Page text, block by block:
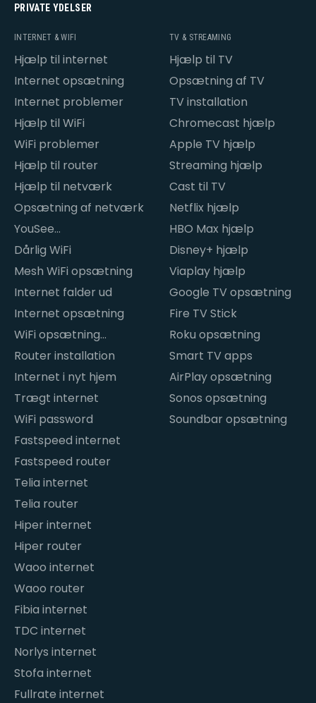
PRIVATE YDELSER
INTERNET & WIFI
Hjælp til internet
Internet opsætning
Internet problemer
Hjælp til WiFi
WiFi problemer
Hjælp til router
Hjælp til netværk
Opsætning af netværk
YouSee
internetproblemer
Dårlig WiFi
Mesh WiFi opsætning
Internet falder ud
Internet opsætning
WiFi opsætning
hjemme
Router installation
Internet i nyt hjem
Trægt internet
WiFi password
Fastspeed internet
Fastspeed router
Telia internet
Telia router
Hiper internet
Hiper router
Waoo internet
Waoo router
Fibia internet
TDC internet
Norlys internet
Stofa internet
Fullrate internet
TV & STREAMING
Hjælp til TV
Opsætning af TV
TV installation
Chromecast hjælp
Apple TV hjælp
Streaming hjælp
Cast til TV
Netflix hjælp
HBO Max hjælp
Disney+ hjælp
Viaplay hjælp
Google TV opsætning
Fire TV Stick
Roku opsætning
Smart TV apps
AirPlay opsætning
Sonos opsætning
Soundbar opsætning